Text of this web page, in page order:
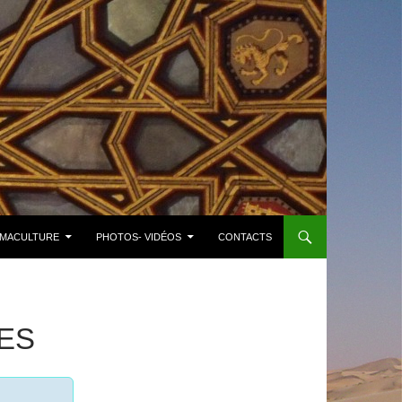
PHOTOS- VIDÉOS CONTACTS